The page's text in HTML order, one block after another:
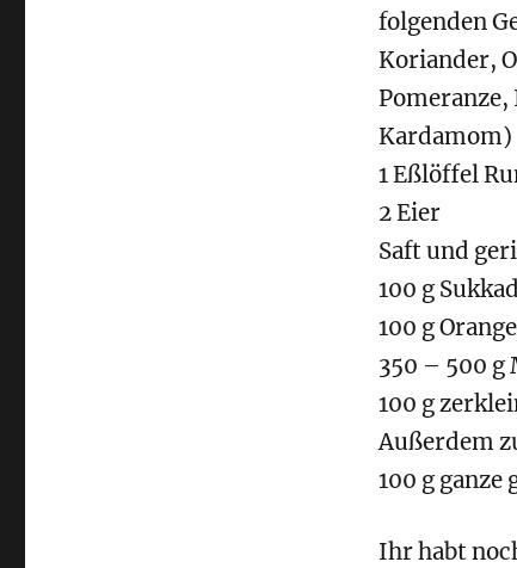
folgenden
Koriander,
Kardamom)
1 Eßlöffel
2 Eier
Saft und
100 g
100 g
350 – 500 g
100 g
Außerdem
100 g ganze
Ihr habt